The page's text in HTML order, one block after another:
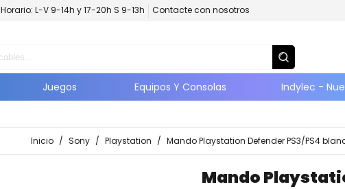
Horario: L-V 9-14h y 17-20h S 9-13h Contacte con nosotros
Juegos Equipos Y Consolas Indylec -
Inicio / Sony / Playstation / Mando Playstation Defender PS3/PS4
Mando